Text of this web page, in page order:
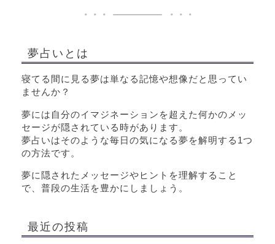
夢占いとは
寝てる間に見る夢は単なる記憶や想像だと思ってい
ませんか？
夢には自分のイマジネーションを超えた何かのメッ
セージが隠されている時があります。
夢占いはそのような毎日の気になる夢を解明する1つ
の方法です。
夢に隠されたメッセージやヒントを理解すること
で、普段の生活を豊かにしましょう。
最近の投稿